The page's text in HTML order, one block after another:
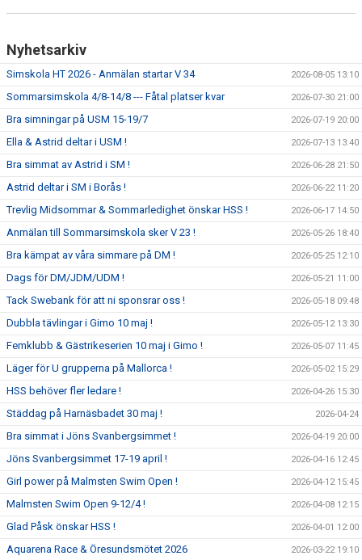
Nyhetsarkiv
Simskola HT 2026 - Anmälan startar V 34 2026-08-05 13:10
Sommarsimskola 4/8-14/8 --- Fåtal platser kvar 2026-07-30 21:00
Bra simningar på USM 15-19/7 2026-07-19 20:00
Ella & Astrid deltar i USM ! 2026-07-13 13:40
Bra simmat av Astrid i SM ! 2026-06-28 21:50
Astrid deltar i SM i Borås ! 2026-06-22 11:20
Trevlig Midsommar & Sommarledighet önskar HSS ! 2026-06-17 14:50
Anmälan till Sommarsimskola sker V 23 ! 2026-05-26 18:40
Bra kämpat av våra simmare på DM ! 2026-05-25 12:10
Dags för DM/JDM/UDM ! 2026-05-21 11:00
Tack Swebank för att ni sponsrar oss ! 2026-05-18 09:48
Dubbla tävlingar i Gimo 10 maj ! 2026-05-12 13:30
Femklubb & Gästrikeserien 10 maj i Gimo ! 2026-05-07 11:45
Läger för U grupperna på Mallorca ! 2026-05-02 15:29
HSS behöver fler ledare ! 2026-04-26 15:30
Städdag på Harnäsbadet 30 maj ! 2026-04-24
Bra simmat i Jöns Svanbergsimmet ! 2026-04-19 20:00
Jöns Svanbergsimmet 17-19 april ! 2026-04-16 12:45
Girl power på Malmsten Swim Open ! 2026-04-12 15:45
Malmsten Swim Open 9-12/4 ! 2026-04-08 12:15
Glad Påsk önskar HSS ! 2026-04-01 12:00
Aquarena Race & Öresundsmötet 2026 2026-03-22 19:10